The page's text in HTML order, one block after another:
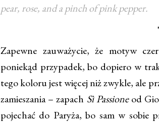
pear, rose, and a pinch of pink pepper.
Zapewne zauważycie, że motyw
poniekąd przypadek, bo dopiero w
tego koloru jest więcej niż zwykle, ale
zamieszania – zapach Sì Passioneod
pojechać do Paryża, bo sam w sobie